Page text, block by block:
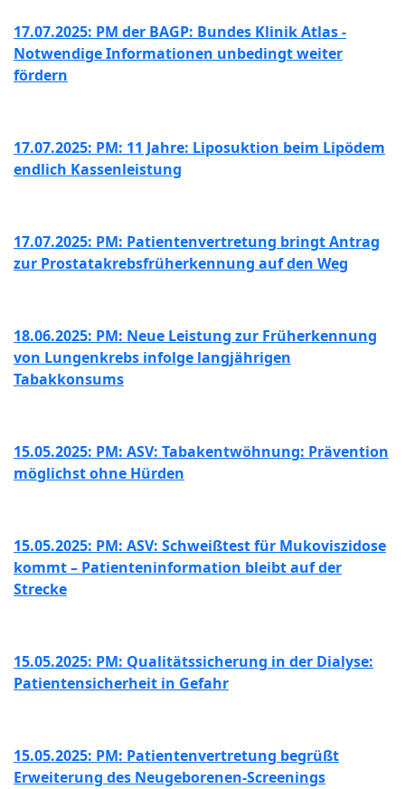
17.07.2025: PM der BAGP: Bundes Klinik Atlas -
Notwendige Informationen unbedingt weiter
fördern
17.07.2025: PM: 11 Jahre: Liposuktion beim Lipödem
endlich Kassenleistung
17.07.2025: PM: Patientenvertretung bringt Antrag
zur Prostatakrebsfrüherkennung auf den Weg
18.06.2025: PM: Neue Leistung zur Früherkennung
von Lungenkrebs infolge langjährigen
Tabakkonsums
15.05.2025: PM: ASV: Tabakentwöhnung: Prävention
möglichst ohne Hürden
15.05.2025: PM: ASV: Schweißtest für Mukoviszidose
kommt – Patienteninformation bleibt auf der
Strecke
15.05.2025: PM: Qualitätssicherung in der Dialyse:
Patientensicherheit in Gefahr
15.05.2025: PM: Patientenvertretung begrüßt
Erweiterung des Neugeborenen-Screenings